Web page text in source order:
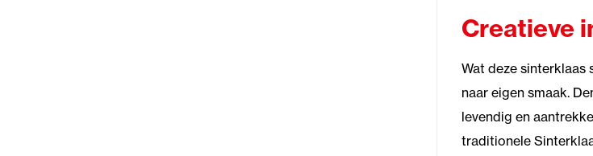
Creatieve
Wat deze sinterklaas
naar eigen smaak.
levendig en
traditionele